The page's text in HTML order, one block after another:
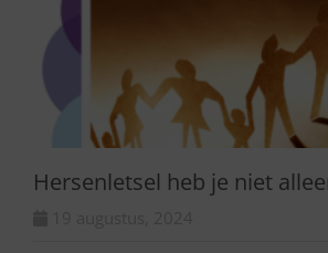
Hersenletsel heb je niet